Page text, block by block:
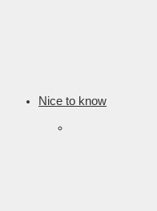
Nice to know